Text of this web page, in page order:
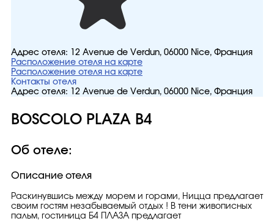
Адрес отеля:
12 Avenue de Verdun, 06000 Nice, Франция
Расположение отеля на карте
Расположение отеля на карте
Контакты отеля
Адрес отеля:
12 Avenue de Verdun, 06000 Nice, Франция
BOSCOLO PLAZA B4
Об отеле:
Описание отеля
Pаскинувшись между морем и горами, Ницца предлагает
своим гостям незабываемый отдых ! В тени живописных
пальм, гостиница Б4 ПЛАЗА предлагает